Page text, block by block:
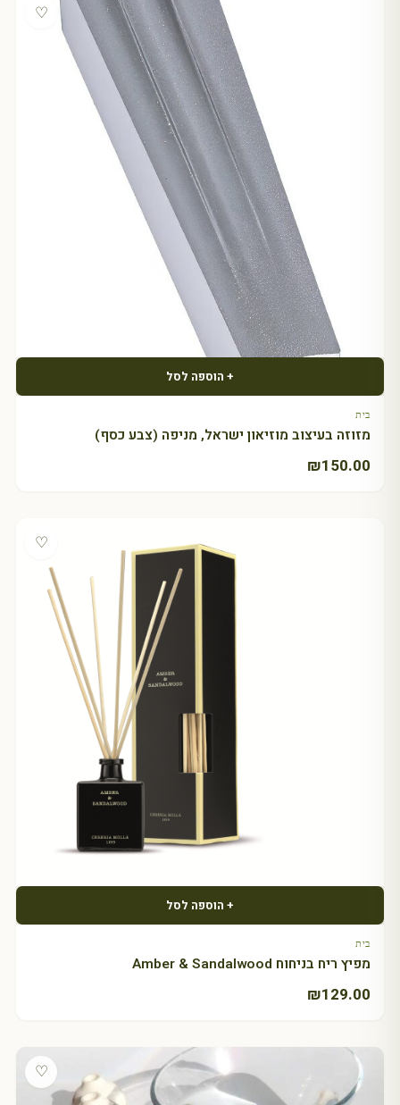
♡
+ הוספה לסל
בית
מזוזה בעיצוב מוזיאון ישראל, מניפה (צבע כסף)
₪150.00
♡
+ הוספה לסל
בית
מפיץ ריח בניחוח Amber & Sandalwood
₪129.00
♡